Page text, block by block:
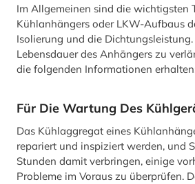
Im Allgemeinen sind die wichtigsten
Kühlanhängers oder LKW-Aufbaus
Isolierung und die
Lebensdauer des Anhängers zu
die folgenden Informationen
Für Die Wartung Des
Das Kühlaggregat eines
repariert und inspiziert werden, und
Stunden damit verbringen, einige
Probleme im Voraus zu überprüfen.